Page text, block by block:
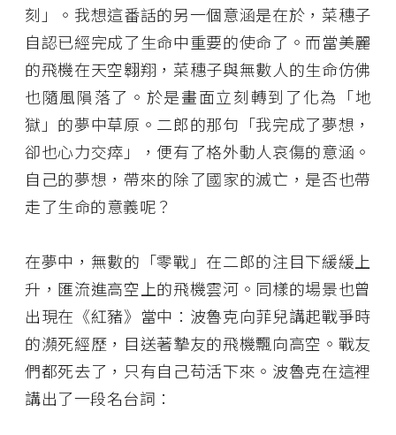
刻」。我想這番話的另一個意涵是在於，菜穗子
自認已經完成了生命中重要的使命了。而當美麗
的飛機在天空翱翔，菜穗子與無數人的生命仿佛
也隨風隕落了。於是畫面立刻轉到了化為「地
獄」的夢中草原。二郎的那句「我完成了夢想，
卻也心力交瘁」，便有了格外動人哀傷的意涵。
自己的夢想，帶來的除了國家的滅亡，是否也帶
走了生命的意義呢？
在夢中，無數的「零戰」在二郎的注目下緩緩上
升，匯流進高空上的飛機雲河。同樣的場景也曾
出現在《紅豬》當中：波魯克向菲兒講起戰爭時
的瀕死經歷，目送著摯友的飛機飄向高空。戰友
們都死去了，只有自己苟活下來。波魯克在這裡
講出了一段名台詞：